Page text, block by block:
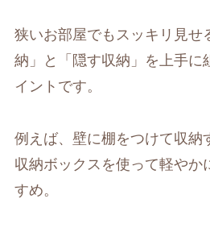
狭いお部屋でもスッキリ見せ
納」と「隠す収納」を上手に
イントです。
例えば、壁に棚をつけて収納
収納ボックスを使って軽やか
すめ。